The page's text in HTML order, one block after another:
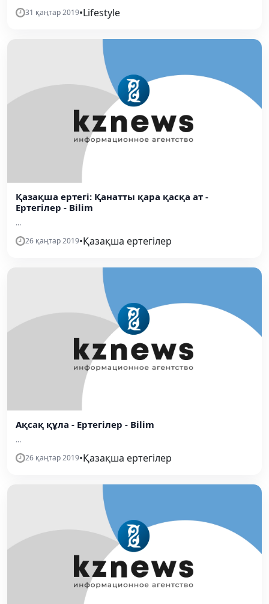
31 қаңтар 2019•Lifestyle
Қазақша ертегі: Қанатты қара қасқа ат -
Ертегілер - Bilim
...
26 қаңтар 2019•Қазақша ертегілер
Ақсақ құла - Ертегілер - Bilim
...
26 қаңтар 2019•Қазақша ертегілер